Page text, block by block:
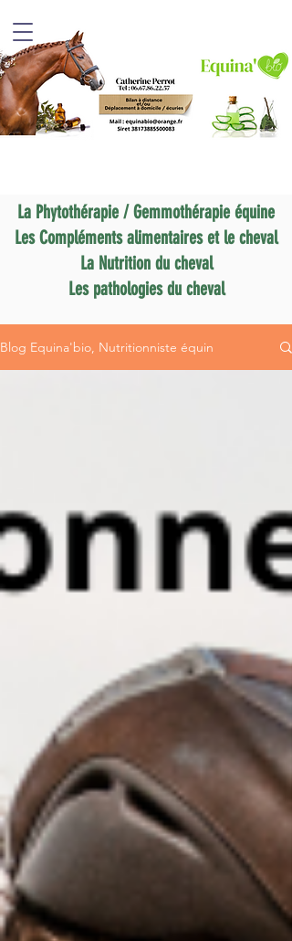
La Phytothérapie / Gemmothérapie équine
Les Compléments alimentaires et le cheval
La Nutrition du cheval
Les pathologies du cheval
Blog Equina'bio, Nutritionniste équin